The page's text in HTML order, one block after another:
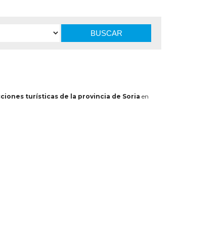
BUSCAR
turísticas de la provincia de Soria en